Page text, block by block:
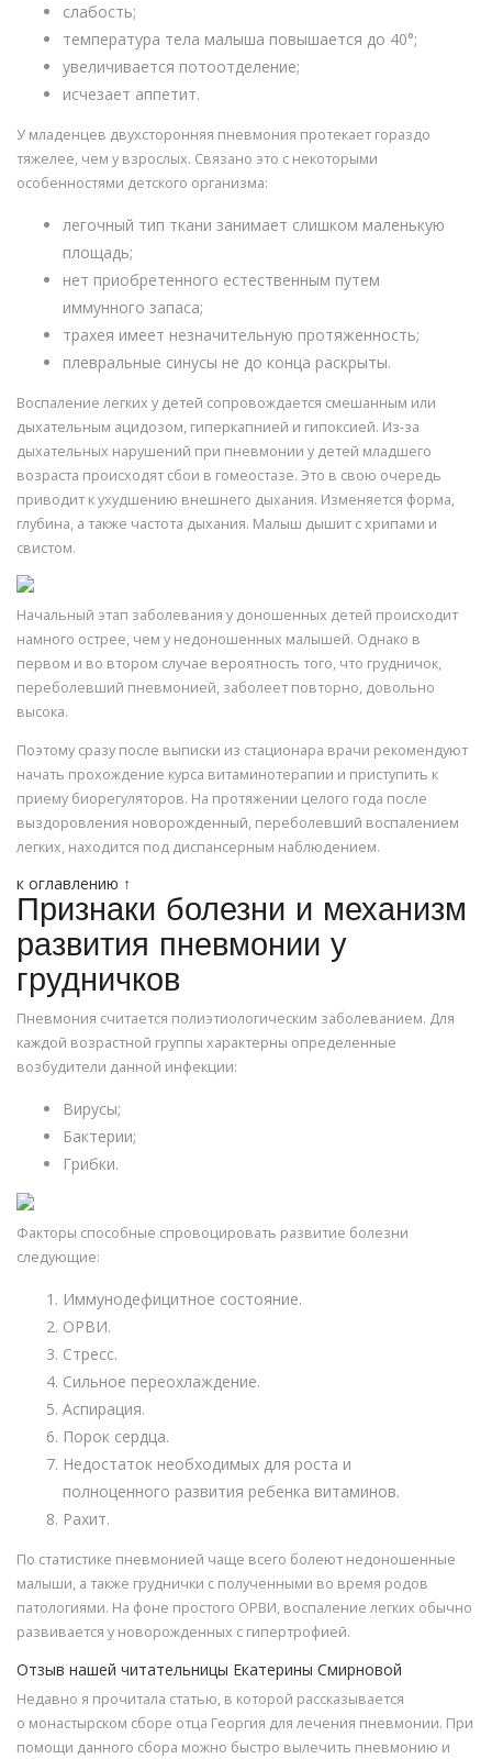
слабость;
температура тела малыша повышается до 40°;
увеличивается потоотделение;
исчезает аппетит.
У младенцев двухсторонняя пневмония протекает гораздо
тяжелее, чем у взрослых. Связано это с некоторыми
особенностями детского организма:
легочный тип ткани занимает слишком маленькую
площадь;
нет приобретенного естественным путем
иммунного запаса;
трахея имеет незначительную протяженность;
плевральные синусы не до конца раскрыты.
Воспаление легких у детей сопровождается смешанным или
дыхательным ацидозом, гиперкапнией и гипоксией. Из-за
дыхательных нарушений при пневмонии у детей младшего
возраста происходят сбои в гомеостазе. Это в свою очередь
приводит к ухудшению внешнего дыхания. Изменяется форма,
глубина, а также частота дыхания. Малыш дышит с хрипами и
свистом.
Начальный этап заболевания у доношенных детей происходит
намного острее, чем у недоношенных малышей. Однако в
первом и во втором случае вероятность того, что грудничок,
переболевший пневмонией, заболеет повторно, довольно
высока.
Поэтому сразу после выписки из стационара врачи рекомендуют
начать прохождение курса витаминотерапии и приступить к
приему биорегуляторов. На протяжении целого года после
выздоровления новорожденный, переболевший воспалением
легких, находится под диспансерным наблюдением.
к оглавлению ↑
Признаки болезни и механизм
развития пневмонии у
грудничков
Пневмония считается полиэтиологическим заболеванием. Для
каждой возрастной группы характерны определенные
возбудители данной инфекции:
Вирусы;
Бактерии;
Грибки.
Факторы способные спровоцировать развитие болезни
следующие:
Иммунодефицитное состояние.
ОРВИ.
Стресс.
Сильное переохлаждение.
Аспирация.
Порок сердца.
Недостаток необходимых для роста и
полноценного развития ребенка витаминов.
Рахит.
По статистике пневмонией чаще всего болеют недоношенные
малыши, а также груднички с полученными во время родов
патологиями. На фоне простого ОРВИ, воспаление легких обычно
развивается у новорожденных с гипертрофией.
Отзыв нашей читательницы Екатерины Смирновой
Недавно я прочитала статью, в которой рассказывается
о монастырском сборе отца Георгия для лечения пневмонии. При
помощи данного сбора можно быстро вылечить пневмонию и